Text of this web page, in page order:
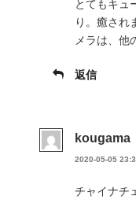
とてもキュ
り。癒され
メラは、他
返信
kougama
2020-05-05
チャイナチ